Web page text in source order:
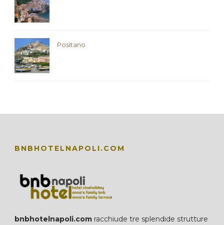
Positano
BNBHOTELNAPOLI.COM
bnbhotelnapoli.com racchiude tre splendide strutture